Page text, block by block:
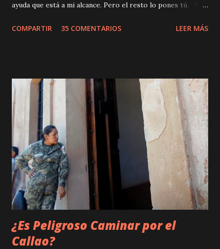
ayuda que está a mi alcance. Pero el resto lo pones tú. Y
2800 calorías, 2 litros de sudor, y si se te pone difícil pues
Quizá sólo es una errada y muy pero muy subjetiva
percepción... ¡Esta bien! ¡Lo confieso! Cometí un error.
Nunca debí tomar un improvisado atajo. ¡Nunca! En los
párrafos siguientes te contaré mi sufrida historia hacia
Mortero, y espero que mi experiencia te sirva para no
cometer la misma imprudencia que yo. El puente hacia el
más allá Primero, ubiquemos en el espacio/tiempo el
destino: la cascada de Mortero . Ésta se encuentra,...
COMPARTIR 35 COMENTARIOS LEER MÁS
¿Es Peligroso Caminar por el
Callao?